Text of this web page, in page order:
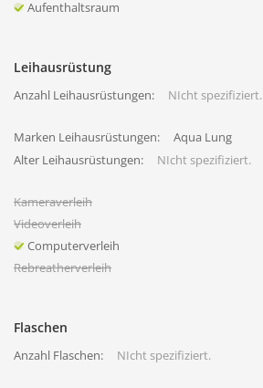
Aufenthaltsraum
Leihausrüstung
Anzahl Leihausrüstungen: NIcht spezifiziert.
Marken Leihausrüstungen:
Aqua Lung
Alter Leihausrüstungen:
NIcht spezifiziert.
Kameraverleih
Videoverleih
Computerverleih
Rebreatherverleih
Flaschen
Anzahl Flaschen: NIcht spezifiziert.